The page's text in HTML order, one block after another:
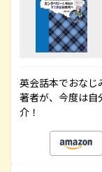
英会話本でおなじ
著者が、今度は自
介！